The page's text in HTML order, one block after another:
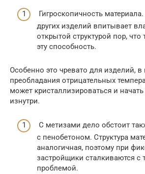
Гигроскопичность
других изделий впитывает
открытой структурой пор, что
эту способность.
Особенно это чревато для изделий, в
преобладания отрицательных
может кристаллизироваться и
изнутри.
С метизами дело обстоит
с пенобетоном. Структура
аналогичная, поэтому при
застройщики сталкиваются с
проблемой.